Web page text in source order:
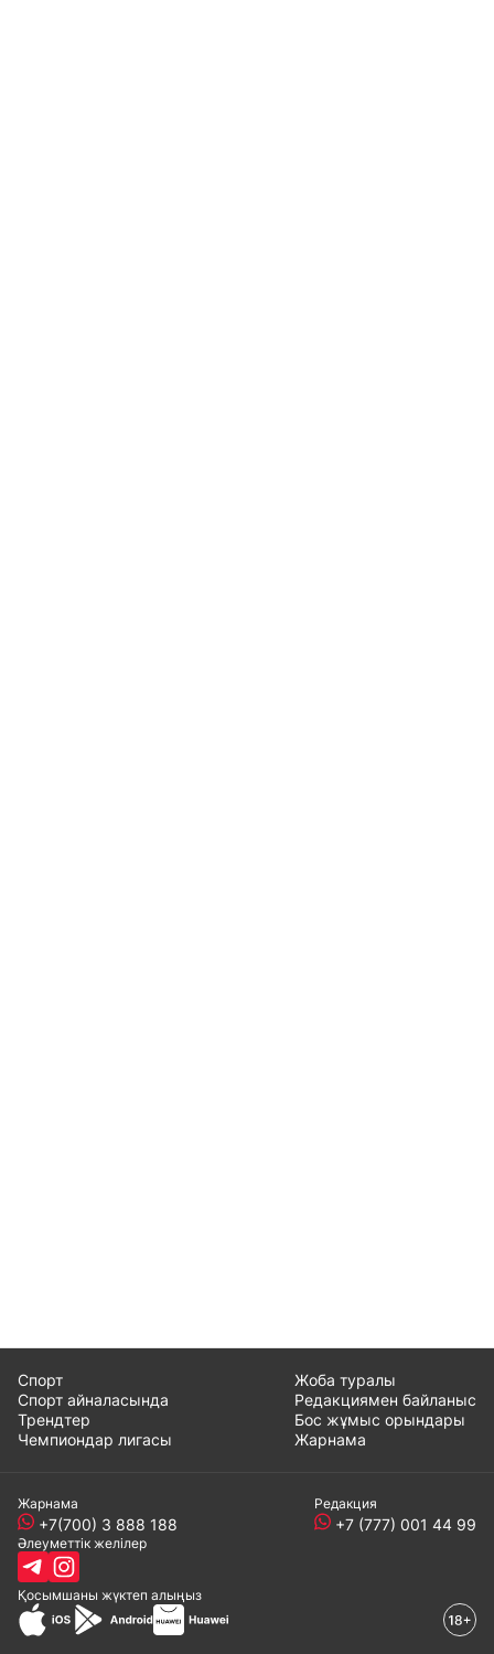
Спорт
Спорт айналасында
Трендтер
Чемпиондар лигасы
Жоба туралы
Редакциямен байланыс
Бос жұмыс орындары
Жарнама
Жарнама
+7(700) 3 888 188
Редакция
+7 (777) 001 44 99
Әлеуметтік желілер
Қосымшаны жүктеп алыңыз